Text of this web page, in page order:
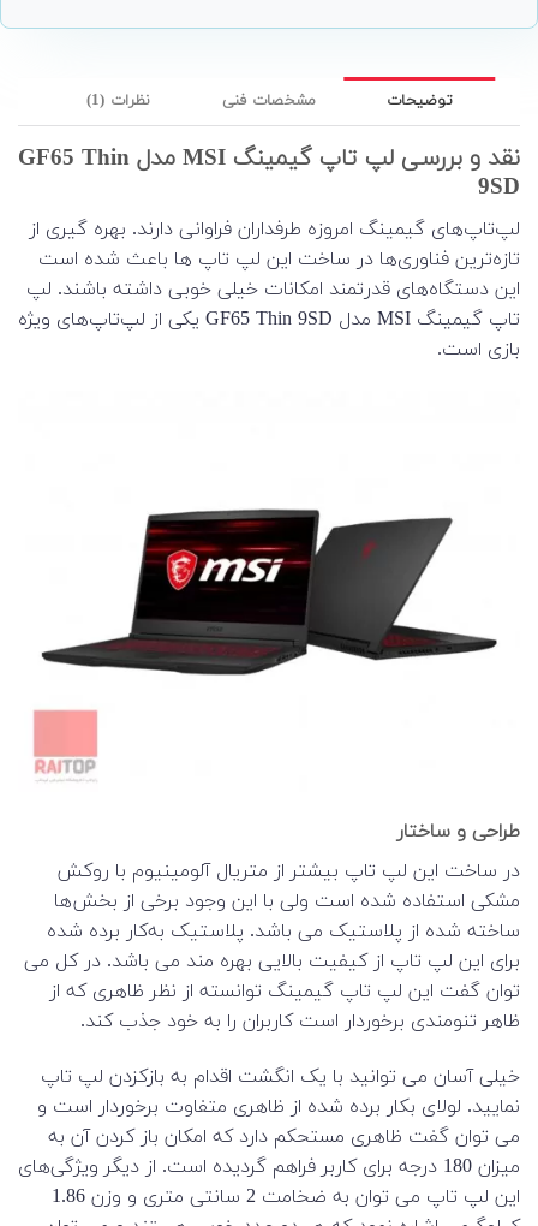
توضیحات مشخصات فنی نظرات (1)
نقد و بررسی لپ تاپ گیمینگ MSI مدل GF65 Thin
9SD
لپ‌‌تاپ‌های گیمینگ امروزه طرفداران فراوانی دارند. بهره گیری از
تازه‌ترین فناوری‌ها در ساخت این لپ تاپ ها باعث شده است
این دستگاه‌‌های قدرتمند امکانات خیلی خوبی داشته باشند. لپ
تاپ گیمینگ MSI مدل GF65 Thin 9SD یکی از لپ‌تاپ‌های ویژه
بازی است.
طراحی و ساختار
در ساخت این لپ تاپ بیشتر از متریال آلومینیوم با روکش
مشکی استفاده شده است ولی با این وجود برخی از بخش‌ها
ساخته شده از پلاستیک می باشد. پلاستیک به‌کار برده شده
برای این لپ تاپ از کیفیت بالایی بهره مند می باشد. در کل می
توان گفت این لپ تاپ گیمینگ توانسته از نظر ظاهری که از
ظاهر تنومندی برخوردار است کاربران را به خود جذب کند.
خیلی آسان می توانید با یک انگشت اقدام به بازکزدن لپ تاپ
نمایید. لولای بکار برده شده از ظاهری متفاوت برخوردار است و
می توان گفت ظاهری مستحکم دارد که امکان باز کردن آن به
میزان 180 درجه برای کاربر فراهم گردیده است. از دیگر ویژگی‌های
این لپ تاپ می توان به ضخامت 2 سانتی متری و وزن 1.86